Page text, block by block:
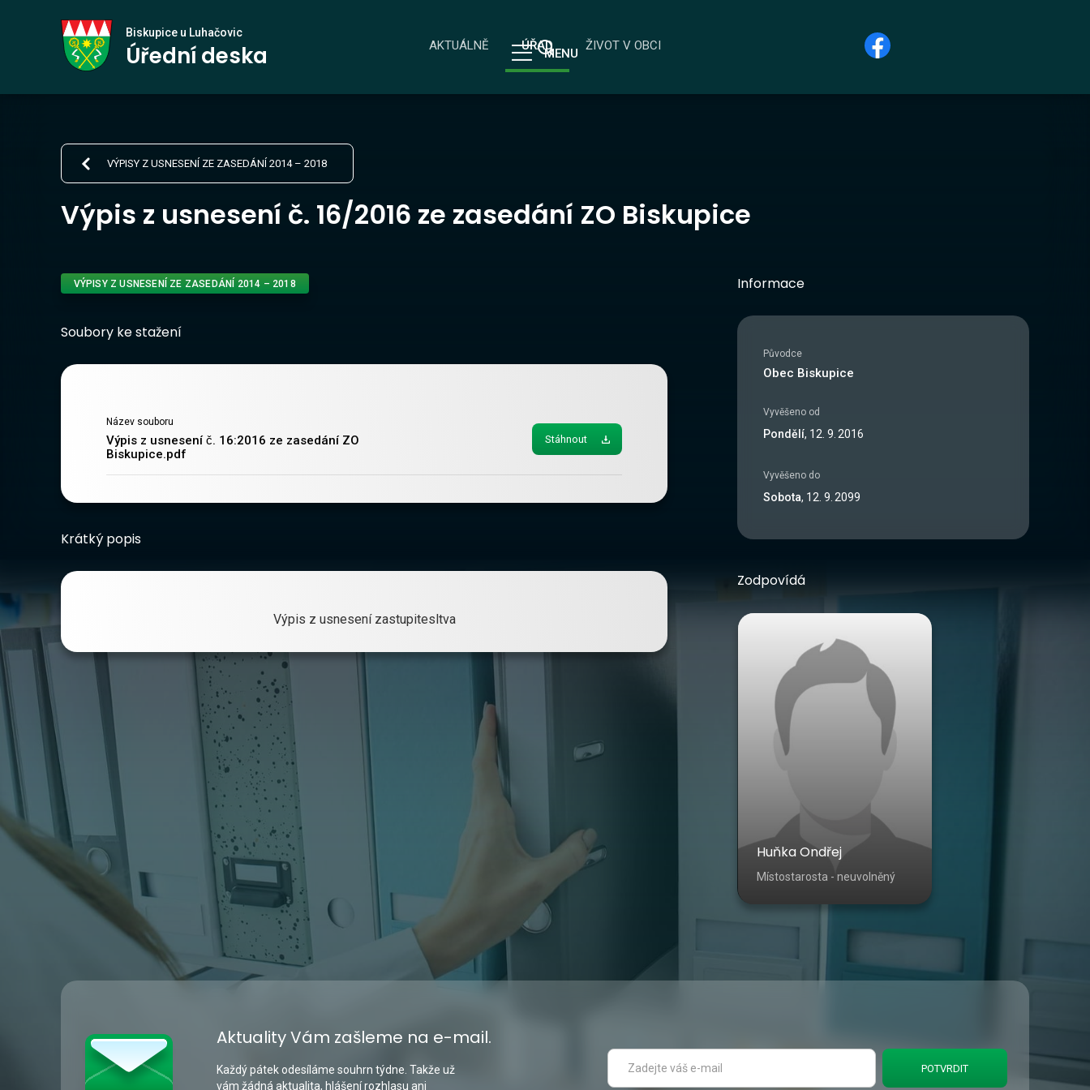
Biskupice
u Luhačovic
AKTUÁLNĚ ÚŘAD ŽIVOT V OBCI
MENU
Biskupice u Luhačovic
Úřední deska
VÝPISY Z USNESENÍ ZE ZASEDÁNÍ 2014 – 2018
Výpis z usnesení č. 16/2016 ze zasedání ZO Biskupice
VÝPISY Z USNESENÍ ZE ZASEDÁNÍ 2014 – 2018
Soubory ke stažení
Název souboru
Výpis z usnesení č. 16:2016 ze zasedání ZO
Biskupice.pdf
Stáhnout
Krátký popis
Výpis z usnesení zastupitesltva
Informace
Původce
Obec Biskupice
Vyvěšeno od
Pondělí, 12 9 2016
Vyvěšeno do
Sobota, 12 9 2099
Zodpovídá
Huňka Ondřej
Místostarosta - neuvolněný
Aktuality Vám zašleme na e-mail.
Každý pátek odesíláme souhrn týdne. Takže už
vám žádná aktualita, hlášení rozhlasu ani